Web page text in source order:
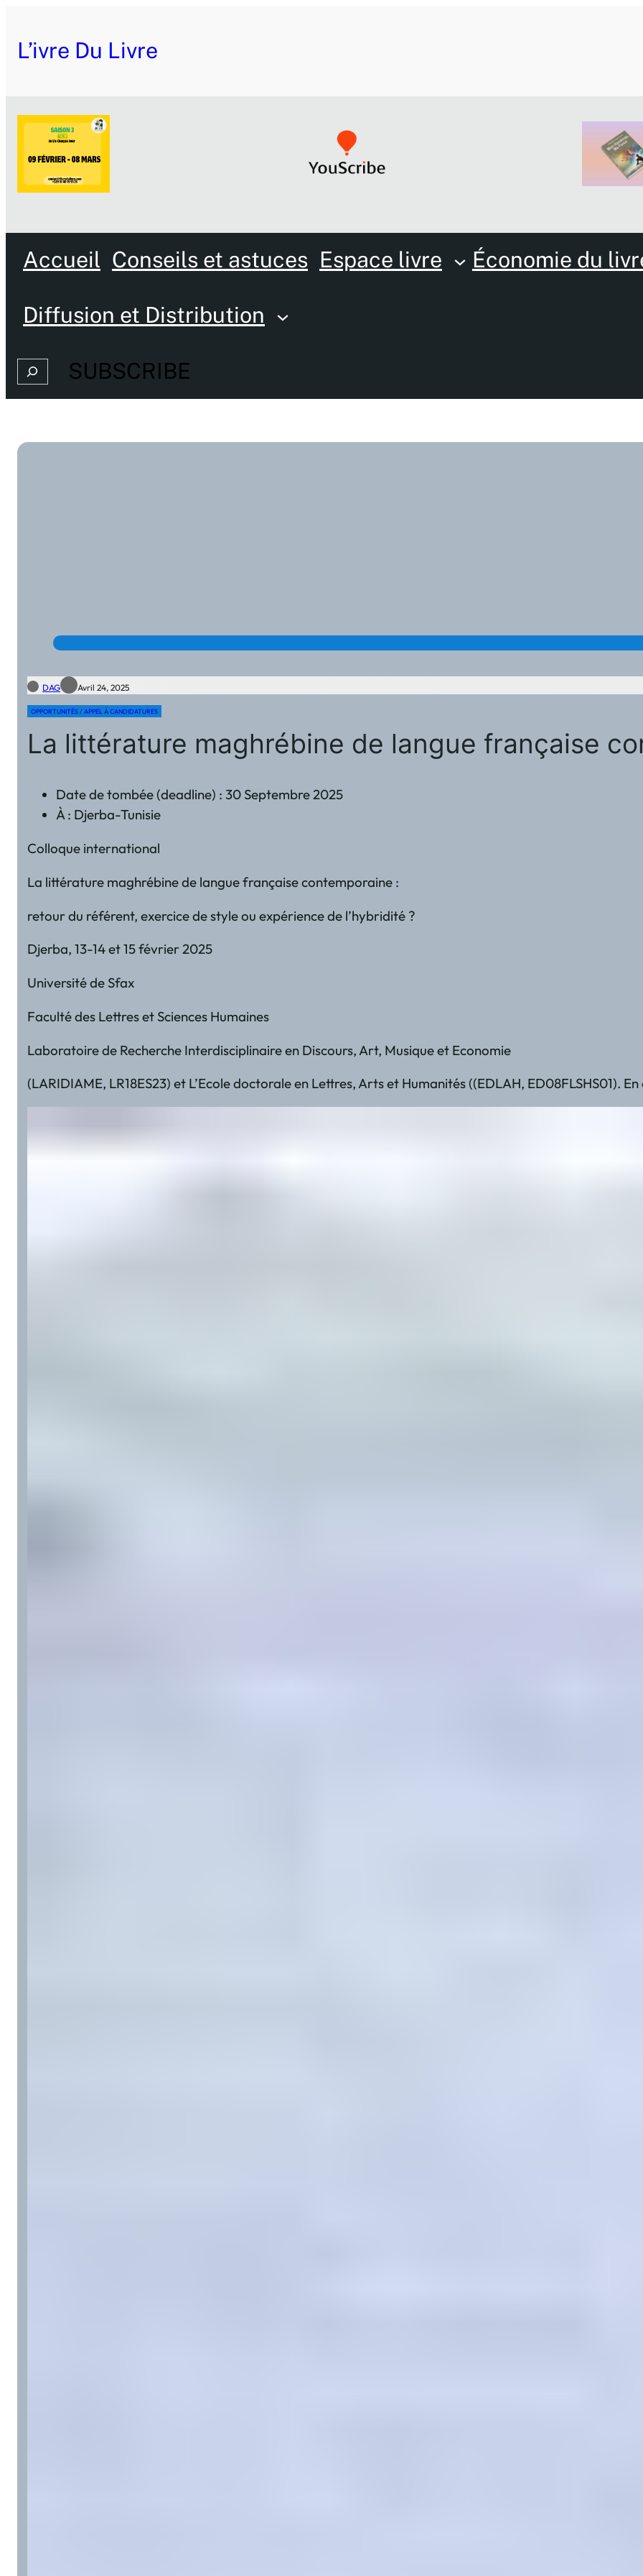
L’ivre Du Livre
Accueil Conseils et astuces Espace livre Économie du
Diffusion et Distribution
SearchSUBSCRIBE
DAG Avril 24, 2025
OPPORTUNITÉS / APPEL À CANDIDATURES
La littérature maghrébine de langue française
Date de tombée (deadline) : 30 Septembre 2025
À : Djerba-Tunisie
Colloque international
La littérature maghrébine de langue française contemporaine :
retour du référent, exercice de style ou expérience de l’hybridité ?
Djerba, 13-14 et 15 février 2025
Université de Sfax
Faculté des Lettres et Sciences Humaines
Laboratoire de Recherche Interdisciplinaire en Discours, Art, Musique et Economie
(LARIDIAME, LR18ES23) et L’Ecole doctorale en Lettres, Arts et Humanités ((EDLAH,